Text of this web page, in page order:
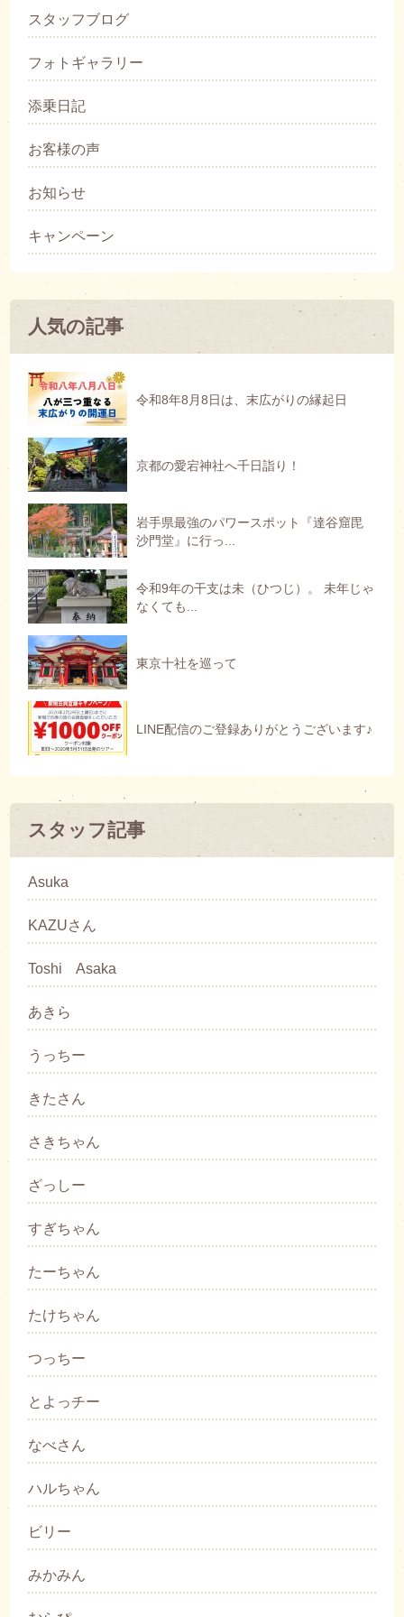
スタッフブログ
フォトギャラリー
添乗日記
お客様の声
お知らせ
キャンペーン
人気の記事
令和8年8月8日は、末広がりの縁起日
京都の愛宕神社へ千日詣り！
岩手県最強のパワースポット『達谷窟毘
沙門堂』に行っ...
令和9年の干支は未（ひつじ）。 未年じゃ
なくても...
東京十社を巡って
LINE配信のご登録ありがとうございます♪
スタッフ記事
Asuka
KAZUさん
Toshi Asaka
あきら
うっちー
きたさん
さきちゃん
ざっしー
すぎちゃん
たーちゃん
たけちゃん
つっちー
とよっチー
なべさん
ハルちゃん
ビリー
みかみん